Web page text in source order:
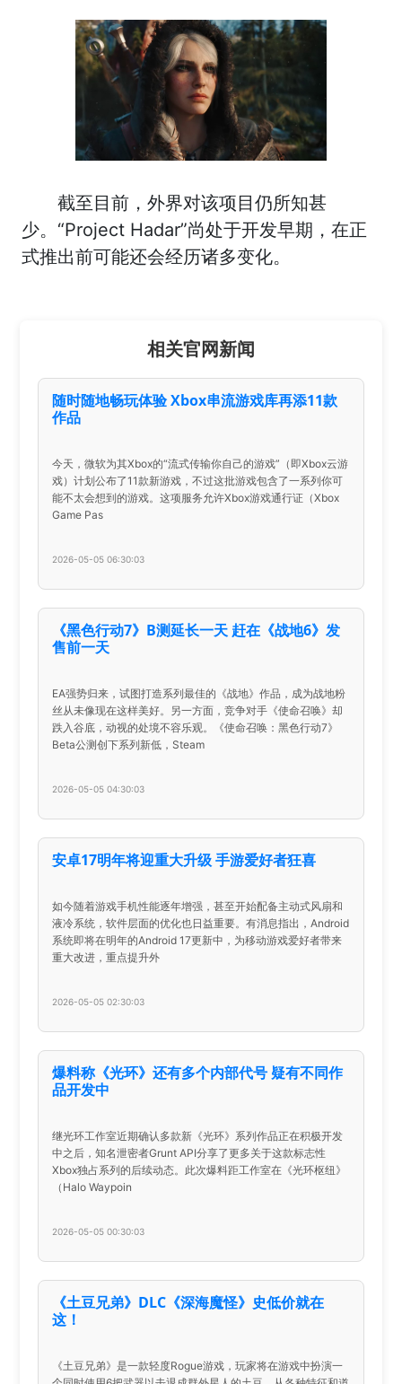
截至目前，外界对该项目仍所知甚
少。“Project Hadar”尚处于开发早期，在正
式推出前可能还会经历诸多变化。
相关官网新闻
随时随地畅玩体验 Xbox串流游戏库再添11款
作品
今天，微软为其Xbox的“流式传输你自己的游戏”（即Xbox云游
戏）计划公布了11款新游戏，不过这批游戏包含了一系列你可
能不太会想到的游戏。这项服务允许Xbox游戏通行证（Xbox
Game Pas
2026-05-05 06:30:03
《黑色行动7》B测延长一天 赶在《战地6》发
售前一天
EA强势归来，试图打造系列最佳的《战地》作品，成为战地粉
丝从未像现在这样美好。另一方面，竞争对手《使命召唤》却
跌入谷底，动视的处境不容乐观。《使命召唤：黑色行动7》
Beta公测创下系列新低，Steam
2026-05-05 04:30:03
安卓17明年将迎重大升级 手游爱好者狂喜
如今随着游戏手机性能逐年增强，甚至开始配备主动式风扇和
液冷系统，软件层面的优化也日益重要。有消息指出，Android
系统即将在明年的Android 17更新中，为移动游戏爱好者带来
重大改进，重点提升外
2026-05-05 02:30:03
爆料称《光环》还有多个内部代号 疑有不同作
品开发中
继光环工作室近期确认多款新《光环》系列作品正在积极开发
中之后，知名泄密者Grunt API分享了更多关于这款标志性
Xbox独占系列的后续动态。此次爆料距工作室在《光环枢纽》
（Halo Waypoin
2026-05-05 00:30:03
《土豆兄弟》DLC《深海魔怪》史低价就在
这！
《土豆兄弟》是一款轻度Rogue游戏，玩家将在游戏中扮演一